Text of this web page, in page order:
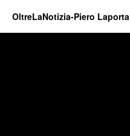
OltreLaNotizia-Piero Laporta